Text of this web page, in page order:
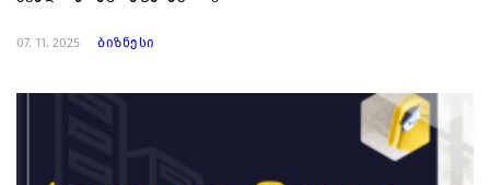
07. 11. 2025 ბიზნესი